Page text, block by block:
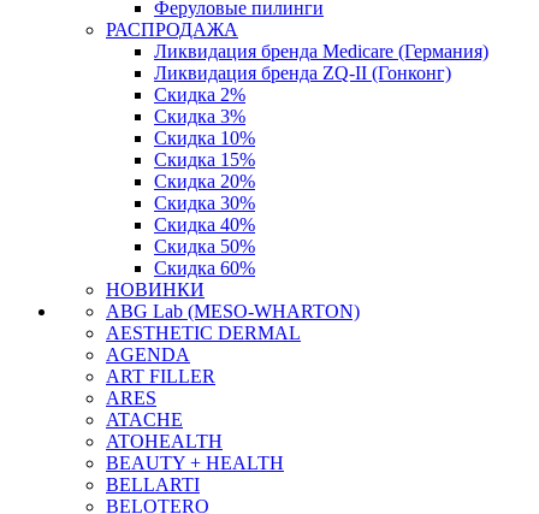
Феруловые пилинги
РАСПРОДАЖА
Ликвидация бренда Medicare (Германия)
Ликвидация бренда ZQ-II (Гонконг)
Скидка 2%
Скидка 3%
Скидка 10%
Скидка 15%
Скидка 20%
Скидка 30%
Скидка 40%
Скидка 50%
Скидка 60%
НОВИНКИ
ABG Lab (MESO-WHARTON)
AESTHETIC DERMAL
AGENDA
ART FILLER
ARES
ATACHE
ATOHEALTH
BEAUTY + HEALTH
BELLARTI
BELOTERO